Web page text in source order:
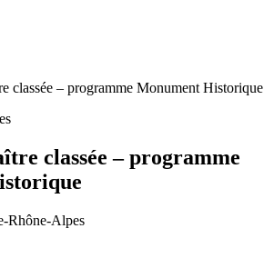
classée – programme Monument Historique
classée – programme
Rhône-Alpes